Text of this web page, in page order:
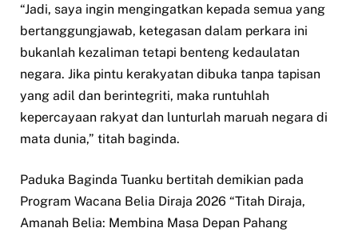
“Jadi, saya ingin mengingatkan kepada semua yang
bertanggungjawab, ketegasan dalam perkara ini
bukanlah kezaliman tetapi benteng kedaulatan
negara. Jika pintu kerakyatan dibuka tanpa tapisan
yang adil dan berintegriti, maka runtuhlah
kepercayaan rakyat dan lunturlah maruah negara di
mata dunia,” titah baginda.
Paduka Baginda Tuanku bertitah demikian pada
Program Wacana Belia Diraja 2026 “Titah Diraja,
Amanah Belia: Membina Masa Depan Pahang